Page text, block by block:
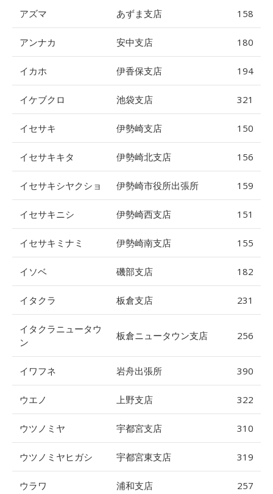
アズマ あずま支店 158
アンナカ 安中支店 180
イカホ 伊香保支店 194
イケブクロ 池袋支店 321
イセサキ 伊勢崎支店 150
イセサキキタ 伊勢崎北支店 156
イセサキシヤクショ 伊勢崎市役所出張所 159
イセサキニシ 伊勢崎西支店 151
イセサキミナミ 伊勢崎南支店 155
イソベ 磯部支店 182
イタクラ 板倉支店 231
イタクラニュータウ
ン
板倉ニュータウン支店 256
イワフネ 岩舟出張所 390
ウエノ 上野支店 322
ウツノミヤ 宇都宮支店 310
ウツノミヤヒガシ 宇都宮東支店 319
ウラワ 浦和支店 257